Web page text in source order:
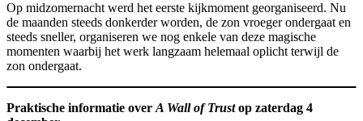
Op midzomernacht werd het eerste kijkmoment georganiseerd. Nu
de maanden steeds donkerder worden, de zon vroeger ondergaat en
steeds sneller, organiseren we nog enkele van deze magische
momenten waarbij het werk langzaam helemaal oplicht terwijl de
zon ondergaat.
Praktische informatie overA Wall of Trustop zaterdag 4